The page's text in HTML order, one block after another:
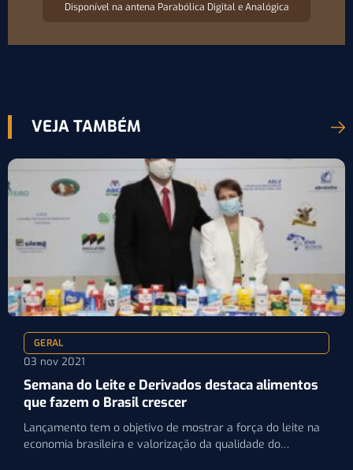
Disponível na antena Parabólica Digital e Analógica
VEJA TAMBÉM
GERAL
03 nov 2021
Semana do Leite e Derivados destaca alimentos
que fazem o Brasil crescer
Lançamento tem o objetivo de mostrar a força do leite na
economia brasileira e valorização da qualidade do…